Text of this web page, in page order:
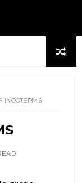
INCOTERMS